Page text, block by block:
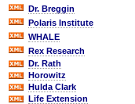
Dr. Breggin
Polaris Institute
WHALE
Rex Research
Dr. Rath
Horowitz
Hulda Clark
Life Extension